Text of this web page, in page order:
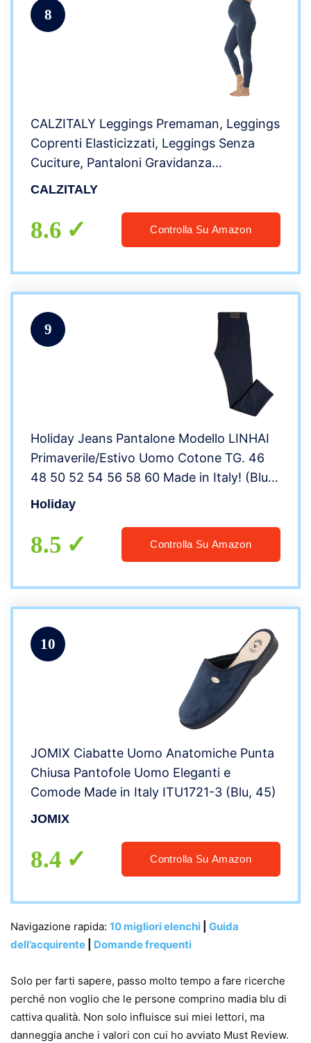
8
CALZITALY Leggings Premaman, Leggings
Coprenti Elasticizzati, Leggings Senza
Cuciture, Pantaloni Gravidanza
Confortevoli, Nero, Blu Jeans, S, M, L, XL,
CALZITALY
8.6 Controlla Su Amazon
9
Holiday Jeans Pantalone Modello LINHAI
Primaverile/Estivo Uomo Cotone TG. 46
48 50 52 54 56 58 60 Made in Italy! (Blu
Medio, 58)
Holiday
8.5 Controlla Su Amazon
10
JOMIX Ciabatte Uomo Anatomiche Punta
Chiusa Pantofole Uomo Eleganti e
Comode Made in Italy ITU1721-3 (Blu, 45)
JOMIX
8.4 Controlla Su Amazon
Navigazione rapida: 10 migliori elenchi
Guida
dell’acquirente
Domande frequenti
Solo per farti sapere, passo molto tempo a fare ricerche
perché non voglio che le persone comprino madia blu di
cattiva qualità. Non solo influisce sui miei lettori, ma
danneggia anche i valori con cui ho avviato Must Review.